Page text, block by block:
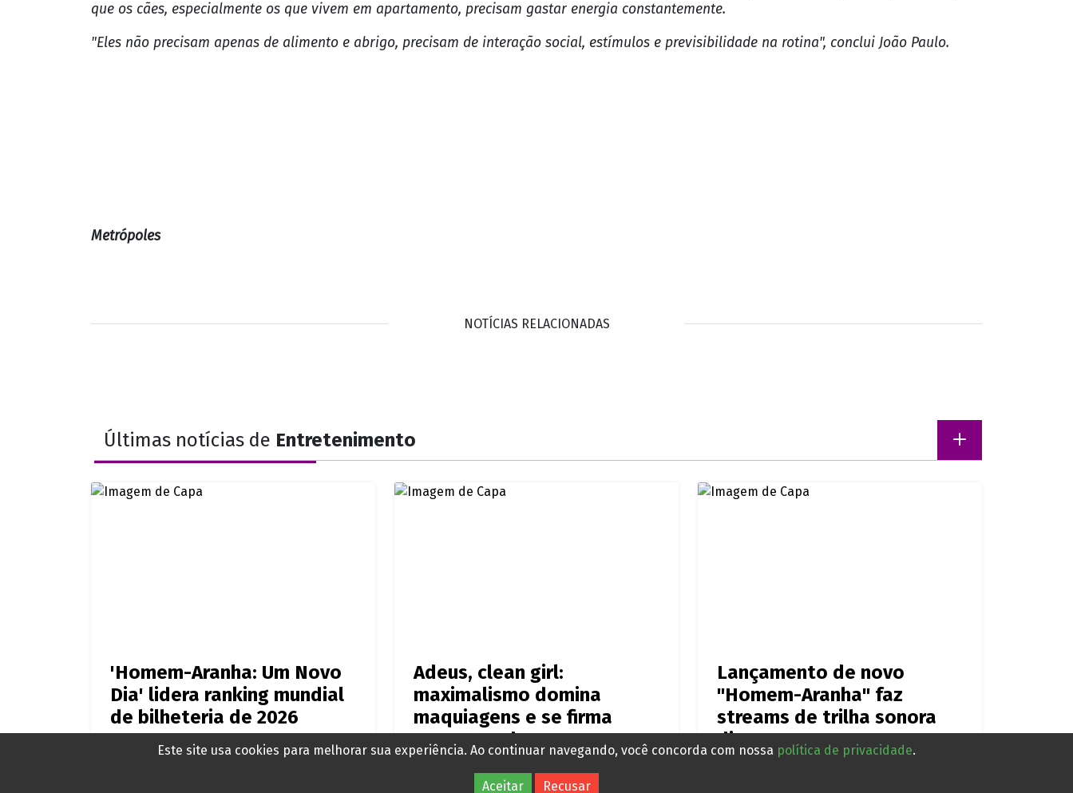
que os cães, especialmente os que vivem em apartamento, precisam gastar energia constantemente.
"Eles não precisam apenas de alimento e abrigo, precisam de interação social, estímulos e previsibilidade na rotina", conclui João Paulo.
Metrópoles
NOTÍCIAS RELACIONADAS
Últimas notícias de Entretenimento
'Homem-Aranha: Um Novo
Dia' lidera ranking mundial
de bilheteria de 2026
Adeus, clean girl:
maximalismo domina
maquiagens e se firma
como trend
Lançamento de novo
"Homem-Aranha" faz
streams de trilha sonora
dispararem
Este site usa cookies para melhorar sua experiência. Ao continuar navegando, você concorda com nossa política de privacidade.
Aceitar Recusar